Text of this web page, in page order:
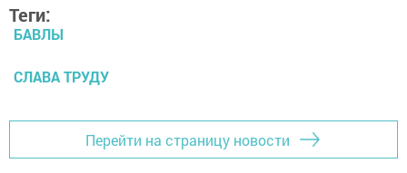
Теги:
БАВЛЫ
СЛАВА ТРУДУ
Перейти на страницу новости